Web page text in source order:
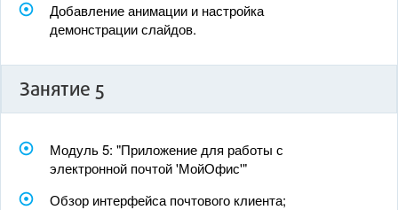
Добавление анимации и настройка
демонстрации слайдов.
Занятие 5
Модуль 5: "Приложение для работы с
электронной почтой 'МойОфис'"
Обзор интерфейса почтового клиента;